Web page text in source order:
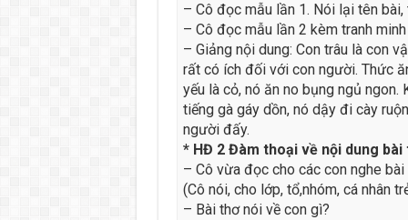
– Cô đọc mẫu lần 1. Nói lại tên bài,
– Cô đọc mẫu lần 2 kèm tranh
– Giảng nội dung: Con trâu là con
rất có ích đối với con người. Thức
yếu là cỏ, nó ăn no bụng ngủ ngon.
tiếng gà gáy dồn, nó dậy đi cày
người đấy.
* HĐ 2 Đàm thoại về nội dung bài
– Cô vừa đọc cho các con nghe
(Cô nói, cho lớp, tổ,nhóm, cá nhân
– Bài thơ nói về con gì?